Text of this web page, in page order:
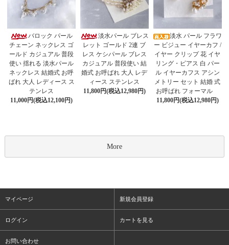
バロック パール
チェーン ネックレス ゴ
ールド カジュアル 普段
使い 揺れる 淡水パール
ネックレス 結婚式 お呼
ばれ 大人 レディース ス
テンレス
11,000円(税込12,100円)
淡水パール ブレス
レット ゴールド 2連 ブ
レス ケシパール ブレス
カジュアル 普段使い 結
婚式 お呼ばれ 大人 レデ
ィース ステンレス
11,800円(税込12,980円)
淡水 パール フラワ
ー ビジュー イヤーカフ /
イヤー クリップ 花 イヤ
リング・ピアス 白 パー
ル イヤーカフス アシン
メトリー セット 結婚 式
お呼ばれ フォーマル
11,800円(税込12,980円)
More
マイページ 新規会員登録
ログイン カートを見る
お問い合わせ